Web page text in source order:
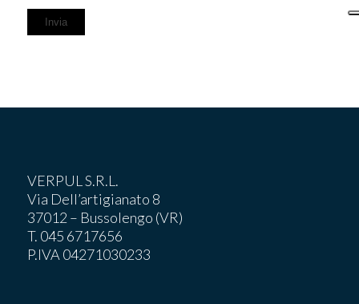
VERPUL S.R.L.
Via Dell’artigianato 8
37012 – Bussolengo (VR)
T. 045 6717656
P.IVA 04271030233